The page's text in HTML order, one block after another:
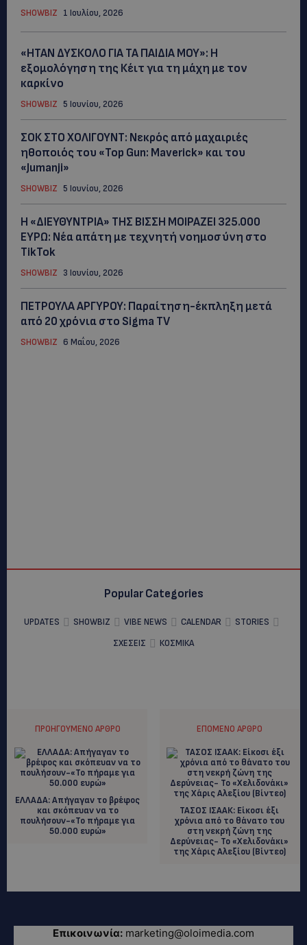
SHOWBIZ 1 Ιουλίου, 2026
«ΗΤΑΝ ΔΥΣΚΟΛΟ ΓΙΑ ΤΑ ΠΑΙΔΙΑ ΜΟΥ»: Η
εξομολόγηση της Κέιτ για τη μάχη με τον
καρκίνο
SHOWBIZ 5 Ιουνίου, 2026
ΣΟΚ ΣΤΟ ΧΟΛΙΓΟΥΝΤ: Νεκρός από μαχαιριές
ηθοποιός του «Top Gun: Maverick» και του
«Jumanji»
SHOWBIZ 5 Ιουνίου, 2026
Η «ΔΙΕΥΘΥΝΤΡΙΑ» ΤΗΣ ΒΙΣΣΗ ΜΟΙΡΑΖΕΙ 325.000
ΕΥΡΩ: Νέα απάτη με τεχνητή νοημοσύνη στο
TikTok
SHOWBIZ 3 Ιουνίου, 2026
ΠΕΤΡΟΥΛΑ ΑΡΓΥΡΟΥ: Παραίτηση-έκπληξη μετά
από 20 χρόνια στο Sigma TV
SHOWBIZ 6 Μαΐου, 2026
Popular Categories
UPDATES SHOWBIZ VIBE NEWS CALENDAR
STORIES
ΣΧΕΣΕΙΣ
ΚΟΣΜΙΚΑ
ΠΡΟΗΓΟΎΜΕΝΟ ΆΡΘΡΟ
ΕΛΛΑΔΑ: Απήγαγαν το βρέφος
και σκόπευαν να το
πουλήσουν-«Το πήραμε για
50.000 ευρώ»
ΕΠΌΜΕΝΟ ΆΡΘΡΟ
ΤΑΣΟΣ ΙΣΑΑΚ: Είκοσι έξι
χρόνια από το θάνατο του
στη νεκρή ζώνη της
Δερύνειας- Το «Χελιδονάκι»
της Χάρις Αλεξίου (Βίντεο)
Επικοινωνία: marketing@oloimedia.com